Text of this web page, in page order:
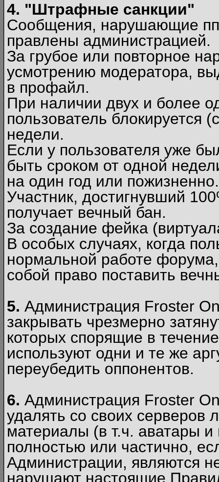
4. "Штрафные санкции"
Сообщения, нарушающие
правлены администрацией.
За грубое или повторное
усмотрению модератора,
в профайл.
При наличии двух и более
пользователь блокируется
недели.
Если у пользователя уже
быть сроком от одной
на один год или пожизненно.
Участник, достигнувший
получает вечный бан.
За создание фейка
В особых случаях, когда
нормальной работе
собой право поставить
5. Администрация Froster
закрывать чрезмерно
которых спорящие в
используют одни и те же
переубедить оппонентов.
6. Администрация Froster
удалять со своих
материалы (в т.ч. аватары и
полностью или частично,
Администрации, являются
нарушают настоящие